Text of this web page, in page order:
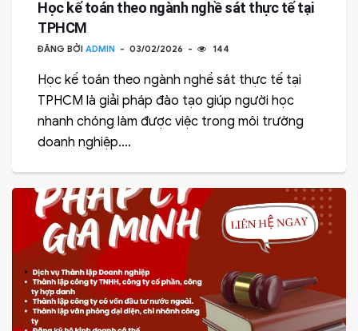
Học kế toán theo ngành nghề sát thực tế tại
TPHCM
ĐĂNG BỞI ADMIN 03/02/2026 144
Học kế toán theo ngành nghề sát thực tế tại
TPHCM là giải pháp đào tạo giúp người học
nhanh chóng làm được việc trong môi trường
doanh nghiệp....